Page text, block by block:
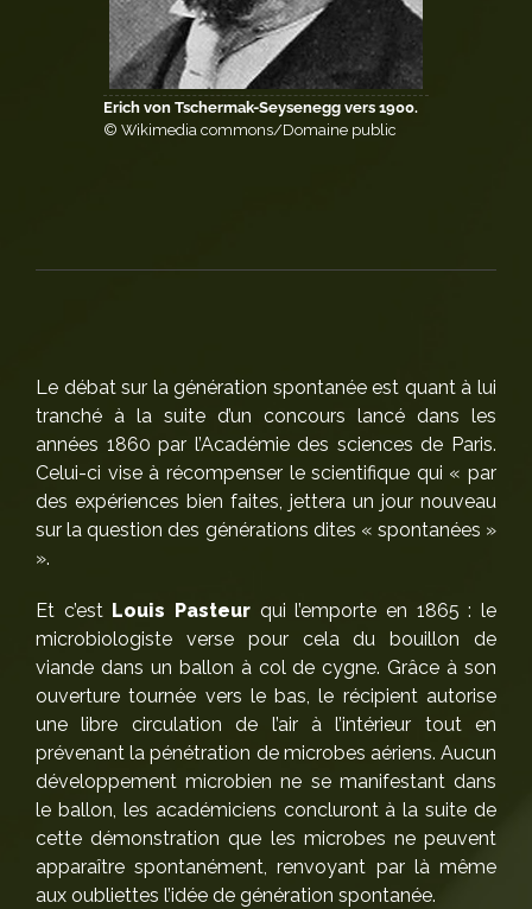
Erich von Tschermak-Seysenegg vers 1900.
© Wikimedia commons/Domaine public
Le débat sur la génération spontanée est quant à lui
tranché à la suite d’un concours lancé dans les
années 1860 par l’Académie des sciences de Paris.
Celui-ci vise à récompenser le scientifique qui « par
des expériences bien faites, jettera un jour nouveau
sur la question des générations dites « spontanées »
».
Et c’est Louis Pasteur qui l’emporte en 1865 : le
microbiologiste verse pour cela du bouillon de
viande dans un ballon à col de cygne. Grâce à son
ouverture tournée vers le bas, le récipient autorise
une libre circulation de l’air à l’intérieur tout en
prévenant la pénétration de microbes aériens. Aucun
développement microbien ne se manifestant dans
le ballon, les académiciens concluront à la suite de
cette démonstration que les microbes ne peuvent
apparaître spontanément, renvoyant par là même
aux oubliettes l’idée de génération spontanée.